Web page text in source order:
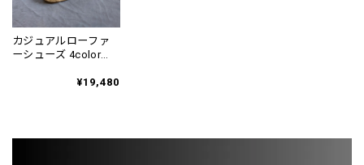
カジュアルローファ
ーシューズ 4color
¥19,480